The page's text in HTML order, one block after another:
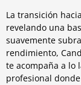
La transición
revelando una
suavemente
rendimiento,
te acompaña a lo
profesional